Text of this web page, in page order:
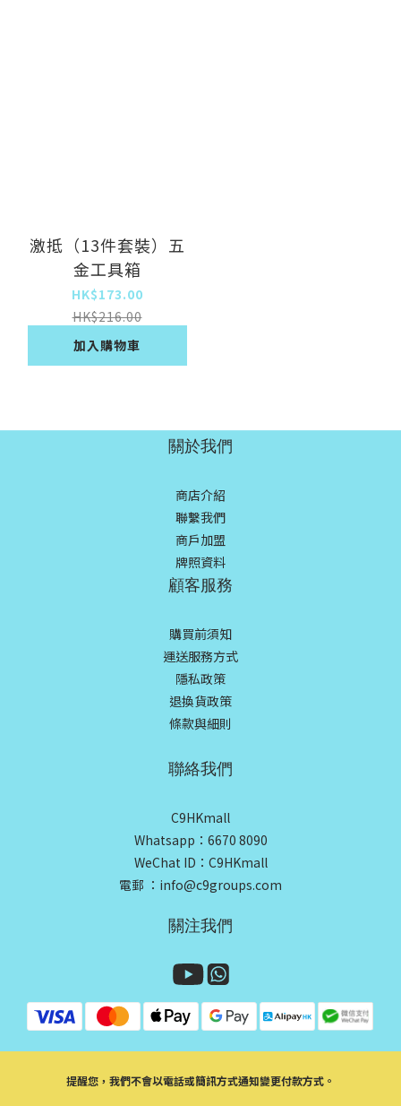
激抵（13件套裝）五
金工具箱
HK$173.00
HK$216.00
加入購物車
關於我們
商店介紹
聯繫我們
商戶加盟
牌照資料
顧客服務
購買前須知
運送服務方式
隱私政策
退換貨政策
條款與細則
聯絡我們
C9HKmall
Whatsapp：6670 8090
WeChat ID：C9HKmall
電郵 ：info@c9groups.com
關注我們
提醒您，我們不會以電話或簡訊方式通知變更付款方式。